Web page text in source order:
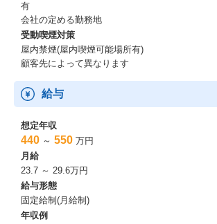
有
会社の定める勤務地
受動喫煙対策
屋内禁煙(屋内喫煙可能場所有)
顧客先によって異なります
給与
想定年収
440 ～ 550 万円
月給
23.7 ～ 29.6万円
給与形態
固定給制(月給制)
年収例